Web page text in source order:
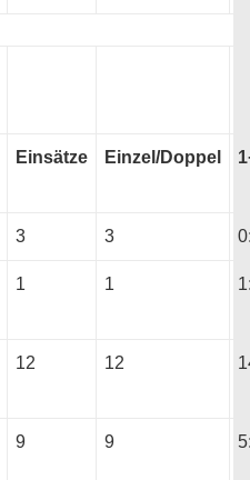
Einsätze Einzel/Doppel
3 3
1 1
12 12
9 9